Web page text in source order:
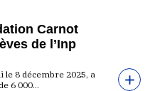
Carnot
de l’Inp
8 décembre 2025, a
6 000…